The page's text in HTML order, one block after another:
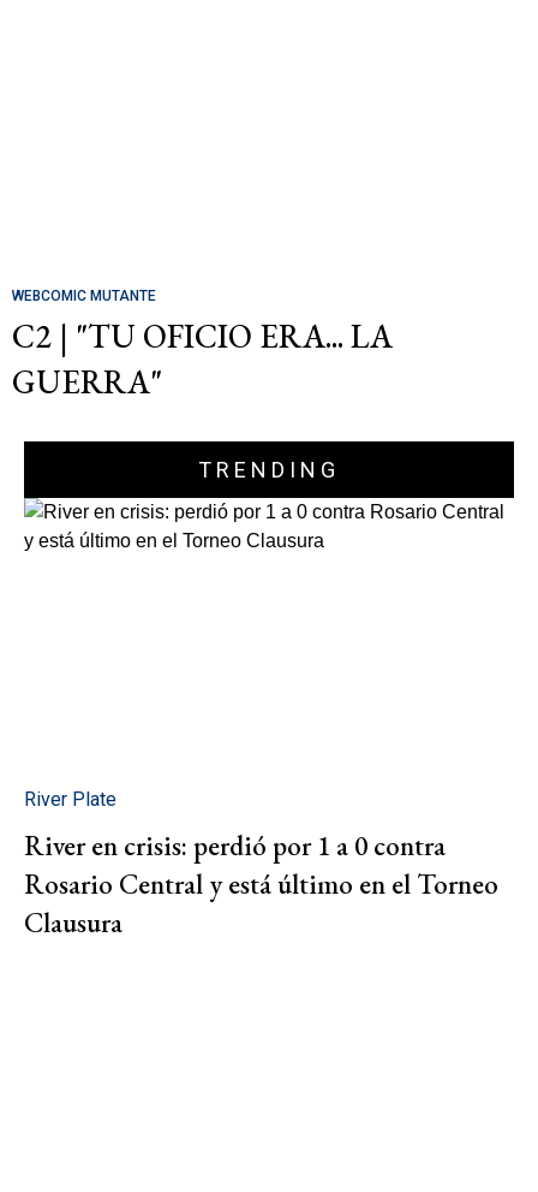
WEBCOMIC MUTANTE
C2 | "TU OFICIO ERA... LA
GUERRA"
TRENDING
River Plate
River en crisis: perdió por 1 a 0 contra
Rosario Central y está último en el Torneo
Clausura